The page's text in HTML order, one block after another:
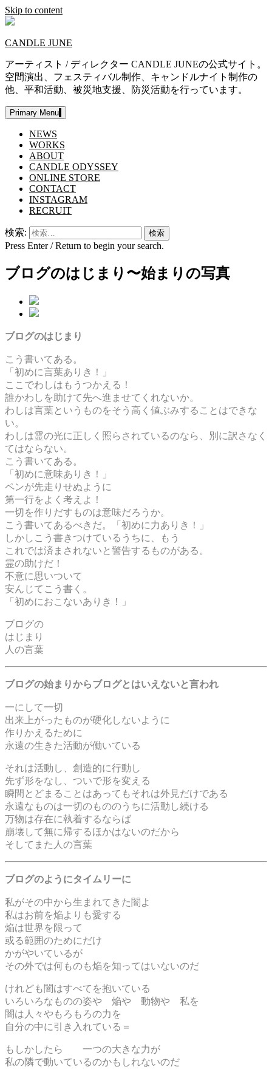
Skip to content
CANDLE JUNE
アーティスト / ディレクター CANDLE JUNEの公式サイト。
空間演出、フェスティバル制作、キャンドルナイト制作の
他、平和活動、被災地支援、防災活動を行っています。
Primary Menu
NEWS
WORKS
ABOUT
CANDLE ODYSSEY
ONLINE STORE
CONTACT
INSTAGRAM
RECRUIT
検索:
Press Enter / Return to begin your search.
ブログのはじまり〜始まりの写真
ブログのはじまり
こう書いてある。
「初めに言葉ありき！」
ここでわしはもうつかえる！
誰かわしを助けて先へ進ませてくれないか。
わしは言葉というものをそう高く値ぶみすることはできな
い。
わしは霊の光に正しく照らされているのなら、別に訳さなく
てはならない。
こう書いてある。
「初めに意味ありき！」
ペンが先走りせぬように
第一行をよく考えよ！
一切を作りだすものは意味だろうか。
こう書いてあるべきだ。「初めに力ありき！」
しかしこう書きつけているうちに、もう
これでは済まされないと警告するものがある。
霊の助けだ！
不意に思いついて
安んじてこう書く。
「初めにおこないありき！」
ブログの
はじまり
人の言葉
ブログの始まりからブログとはいえないと言われ
一にして一切
出来上がったものが硬化しないように
作りかえるために
永遠の生きた活動が働いている
それは活動し、創造的に行動し
先ず形をなし、ついで形を変える
瞬間とどまることはあってもそれは外見だけである
永遠なものは一切のもののうちに活動し続ける
万物は存在に執着するならば
崩壊して無に帰するほかはないのだから
そしてまた人の言葉
ブログのようにタイムリーに
私がその中から生まれてきた闇よ
私はお前を焔よりも愛する
焔は世界を限って
或る範囲のためにだけ
かがやいているが
その外では何ものも焔を知ってはいないのだ
けれども闇はすべてを抱いている
いろいろなものの姿や 焔や 動物や 私を
闇は人々やもろもろの力を
自分の中に引き入れている＝
もしかしたら 一つの大きな力が
私の隣で動いているのかもしれないのだ